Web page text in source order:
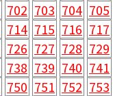
702 703 704 705
714 715 716 717
726 727 728 729
738 739 740 741
750 751 752 753